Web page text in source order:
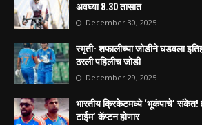
अवघ्या 8.30 तासात
December 30, 2025
स्मृती- शफालीच्या जोडीने घडवला
ठरली पहिलीच जोडी
December 29, 2025
भारतीय क्रिकेटमध्ये ‘भूकंपाचे’ संकेत!
टाईम’ कॅप्टन होणार